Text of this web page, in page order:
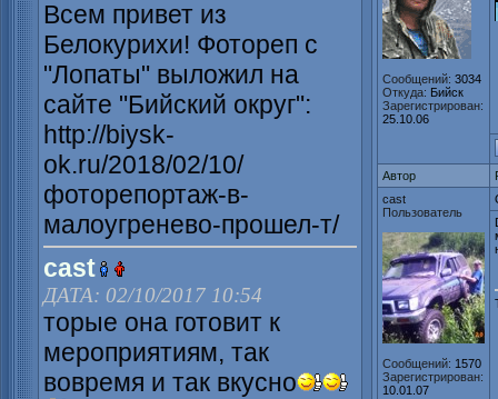
Всем привет из
Белокурихи! Фотореп с
"Лопаты" выложил на
сайте "Бийский округ":
http://biysk-
ok.ru/2018/02/10/
фоторепортаж-в-
малоугренево-прошел-т/
cast
ДАТА: 02/10/2017 10:54
торые она готовит к
мероприятиям, так
вовремя и так вкусно
Сообщений: 3034
Откуда: Бийск
Зарегистрирован:
25.10.06
Автор
cast
Пользователь
Сообщений: 1570
Зарегистрирован:
10.01.07